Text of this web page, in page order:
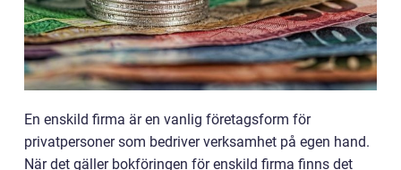
En enskild firma är en vanlig företagsform för
privatpersoner som bedriver verksamhet på egen hand.
När det gäller bokföringen för enskild firma finns det